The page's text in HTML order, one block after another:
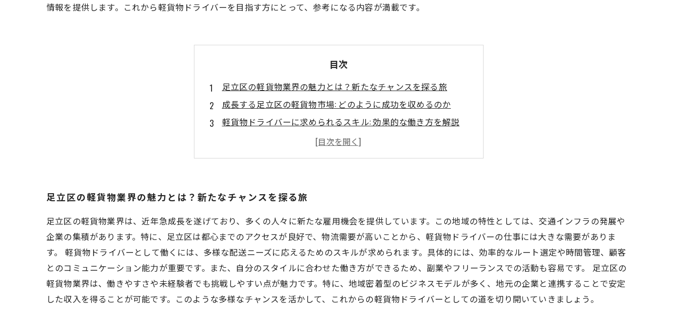
情報を提供します。これから軽貨物ドライバーを目指す方にとって、参考になる内容が満載です。
目次
足立区の軽貨物業界の魅力とは？新たなチャンスを探る旅
成長する足立区の軽貨物市場: どのように成功を収めるのか
軽貨物ドライバーに求められるスキル: 効果的な働き方を解説
実際の業務はどのようなもの？足立区でのドライバーの一日
足立区の軽貨物業界で働くメリットを徹底検証
足立区軽貨物業界で新たなスタートを切るためのガイド
足立区の軽貨物業界の魅力とは？新たなチャンスを探る旅
足立区の軽貨物業界は、近年急成長を遂げており、多くの人々に新たな雇用機会を提供しています。この地域の特性としては、交通インフラの発展や
企業の集積があります。特に、足立区は都心までのアクセスが良好で、物流需要が高いことから、軽貨物ドライバーの仕事には大きな需要がありま
す。 軽貨物ドライバーとして働くには、多様な配送ニーズに応えるためのスキルが求められます。具体的には、効率的なルート選定や時間管理、顧客
とのコミュニケーション能力が重要です。また、自分のスタイルに合わせた働き方ができるため、副業やフリーランスでの活動も容易です。 足立区の
軽貨物業界は、働きやすさや未経験者でも挑戦しやすい点が魅力です。特に、地域密着型のビジネスモデルが多く、地元の企業と連携することで安定
した収入を得ることが可能です。このような多様なチャンスを活かして、これからの軽貨物ドライバーとしての道を切り開いていきましょう。